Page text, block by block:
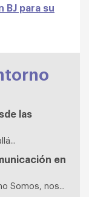
BJ para su
las
en
Somos, nos...